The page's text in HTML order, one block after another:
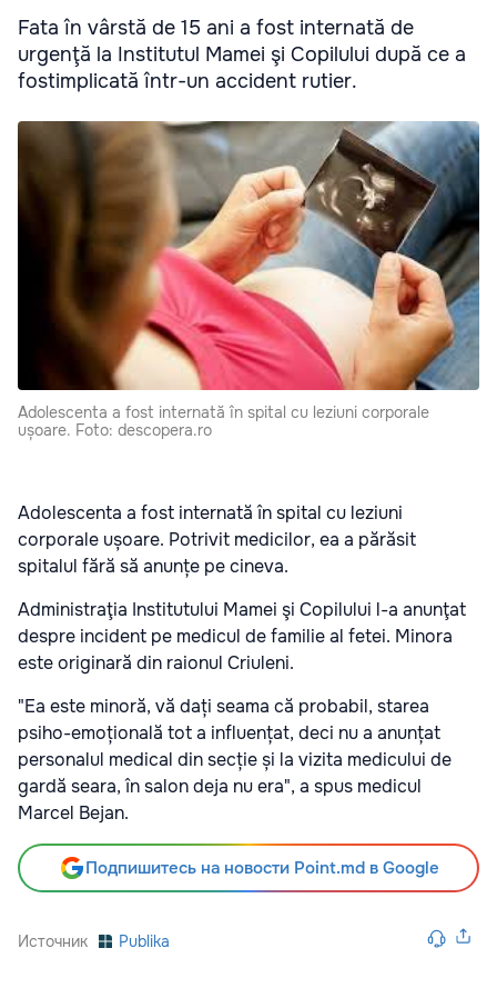
Fata în vârstă de 15 ani a fost internată de
urgenţă la Institutul Mamei şi Copilului după ce a
fostimplicată într-un accident rutier.
Adolescenta a fost internată în spital cu leziuni corporale
ușoare. Foto: descopera.ro
Adolescenta a fost internată în spital cu leziuni
corporale ușoare. Potrivit medicilor, ea a părăsit
spitalul fără să anunțe pe cineva.
Administraţia Institutului Mamei şi Copilului l-a anunţat
despre incident pe medicul de familie al fetei. Minora
este originară din raionul Criuleni.
"Ea este minoră, vă dați seama că probabil, starea
psiho-emoțională tot a influențat, deci nu a anunțat
personalul medical din secție și la vizita medicului de
gardă seara, în salon deja nu era", a spus medicul
Marcel Bejan.
Подпишитесь на новости Point.md в Google
Источник Publika